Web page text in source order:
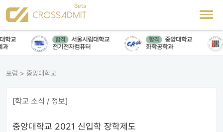
학교
합격
서울시립대학교
전기전자컴퓨터
합격
중앙대학교
화학공학과
포럼 > 중앙대학교
[학교 소식 / 정보]
중앙대학교 2021 신입학 장학제도